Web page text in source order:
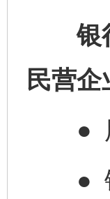
银行
民营
● 用
● 银